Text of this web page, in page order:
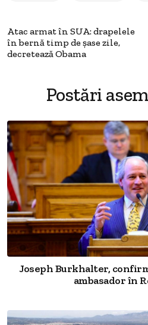
Atac armat în SUA: drapelele
în bernă timp de şase zile,
decretează Obama
Postări
Joseph Burkhalter,
ambasador în